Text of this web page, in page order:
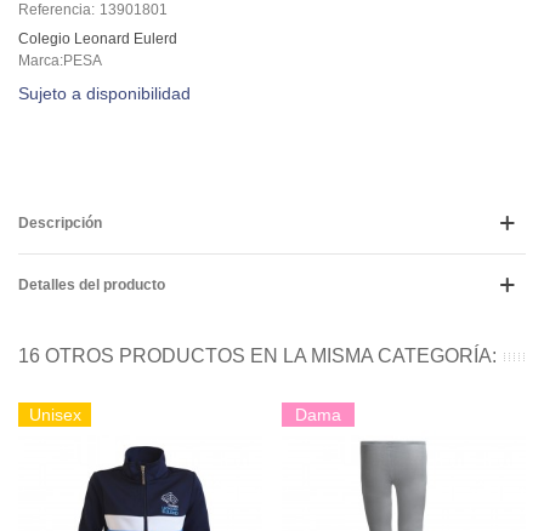
Referencia: 13901801
Colegio Leonard Eulerd
Marca:PESA
Sujeto a disponibilidad
Descripción
Detalles del producto
16 OTROS PRODUCTOS EN LA MISMA CATEGORÍA:
Unisex Dama